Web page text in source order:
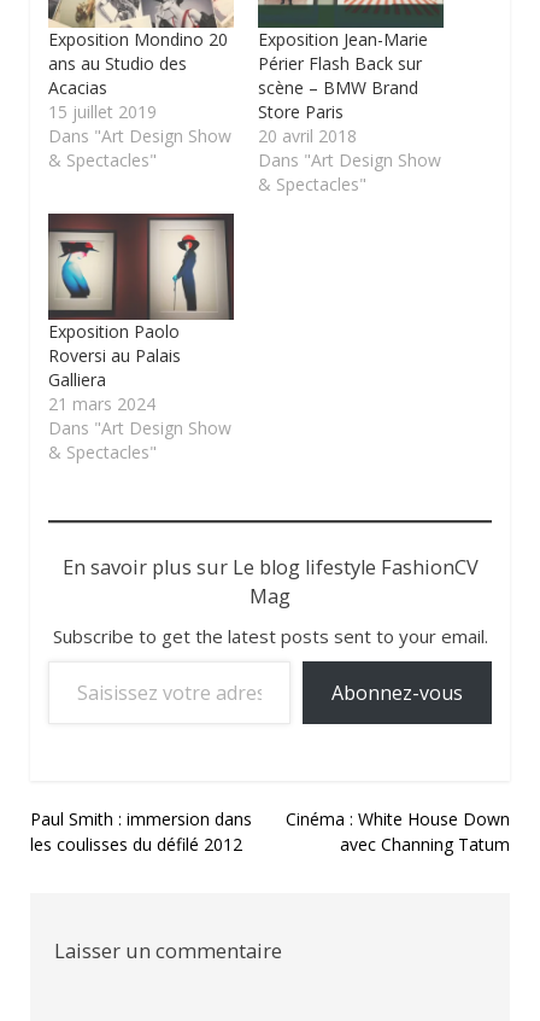
Exposition Mondino 20
ans au Studio des
Acacias
15 juillet 2019
Dans "Art Design Show
& Spectacles"
Exposition Jean-Marie
Périer Flash Back sur
scène – BMW Brand
Store Paris
20 avril 2018
Dans "Art Design Show
& Spectacles"
Exposition Paolo
Roversi au Palais
Galliera
21 mars 2024
Dans "Art Design Show
& Spectacles"
En savoir plus sur Le blog lifestyle FashionCV
Mag
Subscribe to get the latest posts sent to your email.
Abonnez-vous
Navigation
de
Paul Smith : immersion dans
les coulisses du défilé 2012
Cinéma : White House Down
avec Channing Tatum
Laisser un commentaire